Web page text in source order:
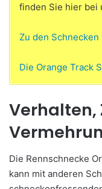
finden Sie hier bei
Zu den Schnecken
Die Orange Track
Verhalten,
Die Rennschnecke
kann mit anderen